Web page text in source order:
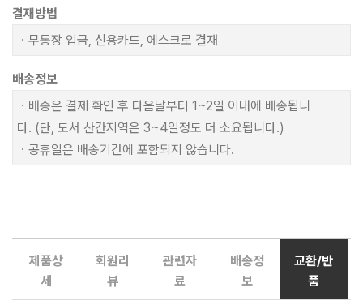
결재방법
ㆍ무통장 입금, 신용카드, 에스크로 결재
배송정보
ㆍ배송은 결제 확인 후 다음날부터 1~2일 이내에 배송됩니
다. (단, 도서 산간지역은 3~4일정도 더 소요됩니다.)
ㆍ공휴일은 배송기간에 포함되지 않습니다.
제품상
세
회원리
뷰
관련자
료
배송정
보
교환/반
품